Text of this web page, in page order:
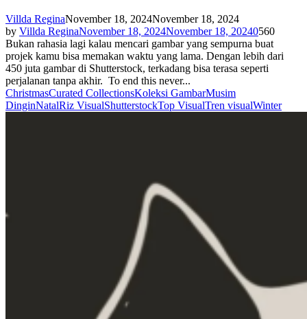
Villda ReginaNovember 18, 2024November 18, 2024
by Villda ReginaNovember 18, 2024November 18, 20240560
Bukan rahasia lagi kalau mencari gambar yang sempurna buat
projek kamu bisa memakan waktu yang lama. Dengan lebih dari
450 juta gambar di Shutterstock, terkadang bisa terasa seperti
perjalanan tanpa akhir. To end this never...
ChristmasCurated CollectionsKoleksi GambarMusim
DinginNatalRiz VisualShutterstockTop VisualTren visualWinter